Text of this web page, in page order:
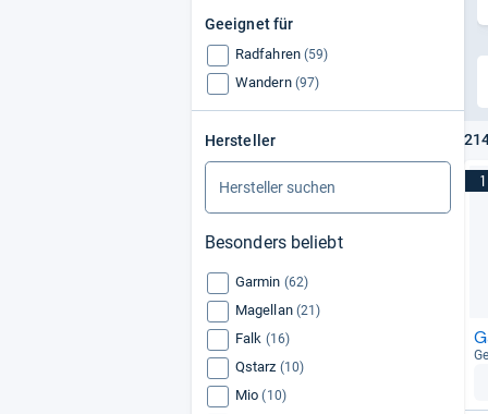
Geeignet für
Radfahren (59)
Wandern (97)
Hersteller
Besonders beliebt
Garmin (62)
Magellan (21)
Falk (16)
Qstarz (10)
Mio (10)
1